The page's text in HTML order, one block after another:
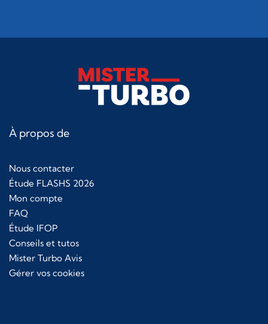
À propos de
Nous contacter
Étude FLASHS 2026
Mon compte
FAQ
Étude IFOP
Conseils et tutos
Mister Turbo Avis
Gérer vos cookies